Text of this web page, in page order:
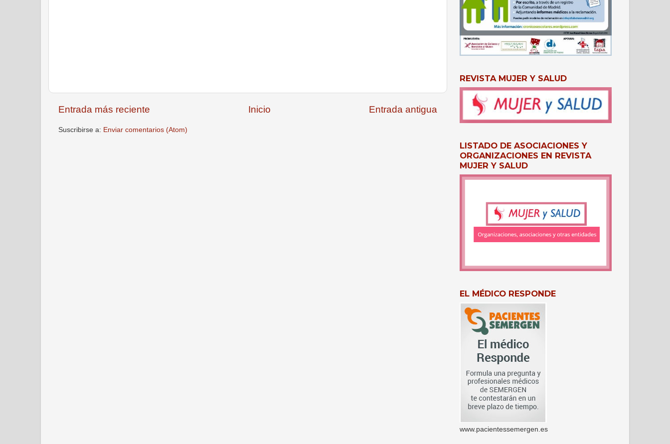
Entrada más reciente Entrada antigua
Inicio
Suscribirse a: Enviar comentarios (Atom)
REVISTA MUJER Y SALUD
LISTADO DE ASOCIACIONES Y
ORGANIZACIONES EN REVISTA
MUJER Y SALUD
EL MÉDICO RESPONDE
www.pacientessemergen.es